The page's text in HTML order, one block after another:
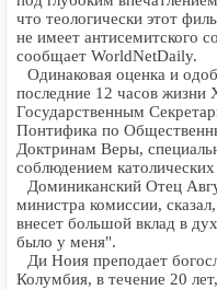
что теологически этот
не имеет антисемитского
сообщает WorldNetDaily.
Одинаковая оценка и
последние 12 часов жизни
Государственным
Понтифика по
Доктринам Веры,
соблюдением
Доминиканский Отец
министра комиссии,
внесет большой вклад в
было у меня".
Ди Ноия преподает
Колумбия, в течение 20